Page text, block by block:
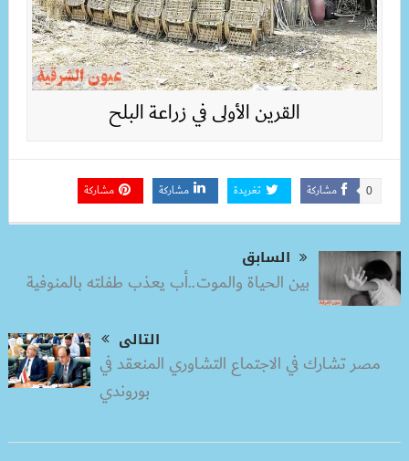
القرين الأولى في زراعة البلح
مشاركة 0 تغريدة مشاركة مشاركة
السابق
بين الحياة والموت..أب يعذب طفلته بالمنوفية
التالى
مصر تشارك في الاجتماع التشاوري المنعقد في
بوروندي